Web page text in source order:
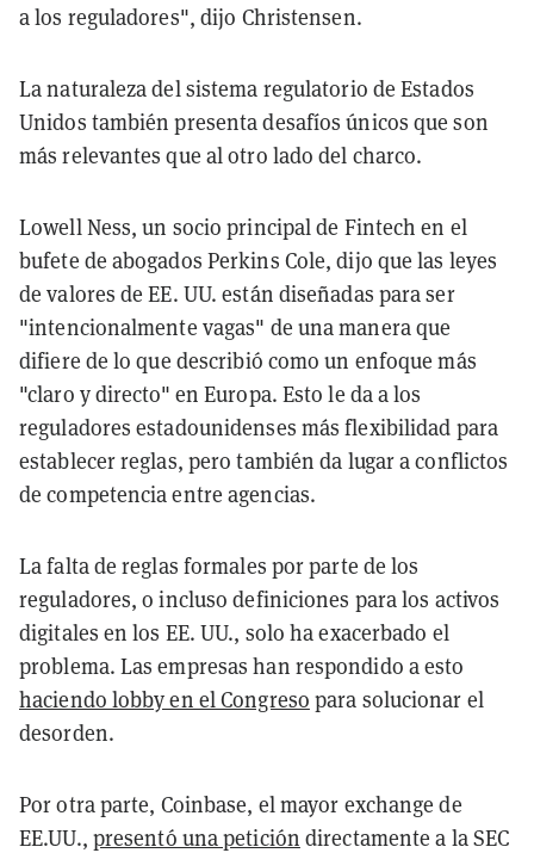
a los reguladores", dijo Christensen.
La naturaleza del sistema regulatorio de Estados
Unidos también presenta desafíos únicos que son
más relevantes que al otro lado del charco.
Lowell Ness, un socio principal de Fintech en el
bufete de abogados Perkins Cole, dijo que las leyes
de valores de EE. UU. están diseñadas para ser
"intencionalmente vagas" de una manera que
difiere de lo que describió como un enfoque más
"claro y directo" en Europa. Esto le da a los
reguladores estadounidenses más flexibilidad para
establecer reglas, pero también da lugar a conflictos
de competencia entre agencias.
La falta de reglas formales por parte de los
reguladores, o incluso definiciones para los activos
digitales en los EE. UU., solo ha exacerbado el
problema. Las empresas han respondido a esto
haciendo lobby en el Congreso para solucionar el
desorden.
Por otra parte, Coinbase, el mayor exchange de
EE.UU., presentó una petición directamente a la SEC